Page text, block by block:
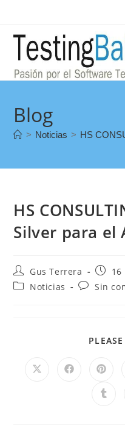
Blog
> Noticias > HS
HS
Silver para el
Gus Terrera
Noticias
Sin